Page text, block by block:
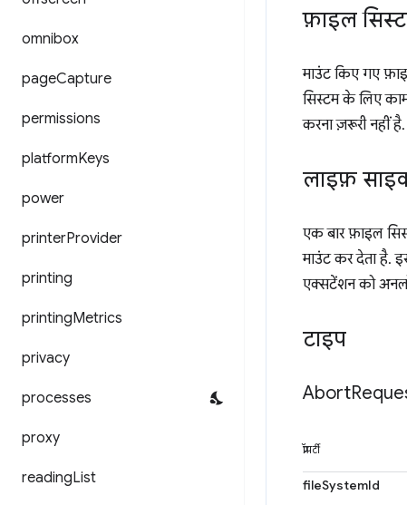
omnibox
pageCapture
permissions
platformKeys
power
printerProvider
printing
printingMetrics
privacy
processes
proxy
readingList
फ़ाइल
माउंट किए गए
सिस्टम के लिए
करना ज़रूरी नहीं है.
लाइफ़
एक बार फ़ाइल
माउंट कर देता है.
एक्सटेंशन को
टाइप
Abort
प्रॉपर्टी
fileSystemId